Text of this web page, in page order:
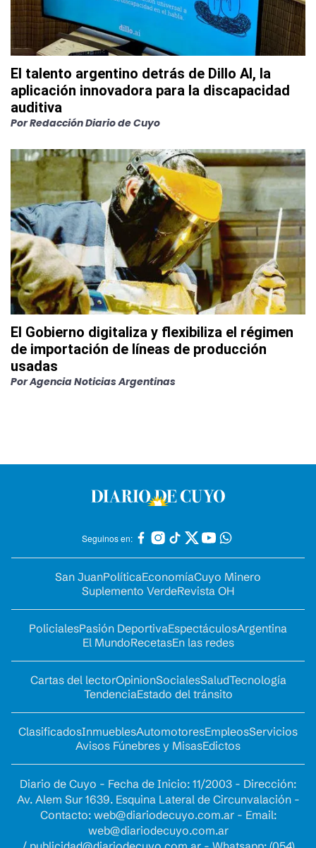
El talento argentino detrás de Dillo AI, la
aplicación innovadora para la discapacidad
auditiva
PorRedacción Diario de Cuyo
El Gobierno digitaliza y flexibiliza el régimen
de importación de líneas de producción
usadas
PorAgencia Noticias Argentinas
Seguinos en:
San JuanPolíticaEconomíaCuyo Minero
Suplemento VerdeRevista OH
PolicialesPasión DeportivaEspectáculosArgentina
El MundoRecetasEn las redes
Cartas del lectorOpinionSocialesSaludTecnología
TendenciaEstado del tránsito
ClasificadosInmueblesAutomotoresEmpleosServicios
Avisos Fúnebres y MisasEdictos
Diario de Cuyo - Fecha de Inicio: 11/2003 - Dirección:
Av. Alem Sur 1639. Esquina Lateral de Circunvalación -
Contacto: web@diariodecuyo.com.ar- Email:
web@diariodecuyo.com.ar